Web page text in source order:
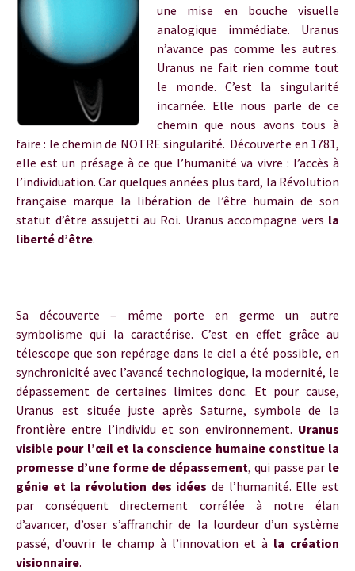
une mise en bouche visuelle
analogique immédiate. Uranus
n’avance pas comme les autres.
Uranus ne fait rien comme tout
le monde. C’est la singularité
incarnée. Elle nous parle de ce
chemin que nous avons tous à
faire : le chemin de NOTRE singularité. Découverte en 1781,
elle est un présage à ce que l’humanité va vivre : l’accès à
l’individuation. Car quelques années plus tard, la Révolution
française marque la libération de l’être humain de son
statut d’être assujetti au Roi. Uranus accompagne vers la
liberté d’être.
Sa découverte – même porte en germe un autre
symbolisme qui la caractérise. C’est en effet grâce au
télescope que son repérage dans le ciel a été possible, en
synchronicité avec l’avancé technologique, la modernité, le
dépassement de certaines limites donc. Et pour cause,
Uranus est située juste après Saturne, symbole de la
frontière entre l’individu et son environnement. Uranus
visible pour l’œil et la conscience humaine constitue la
promesse d’une forme de dépassement, qui passe par le
génie et la révolution des idées de l’humanité. Elle est
par conséquent directement corrélée à notre élan
d’avancer, d’oser s’affranchir de la lourdeur d’un système
passé, d’ouvrir le champ à l’innovation et à la création
visionnaire.